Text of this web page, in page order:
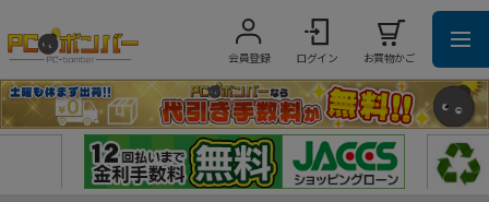
会員登録 ログイン お買物かご